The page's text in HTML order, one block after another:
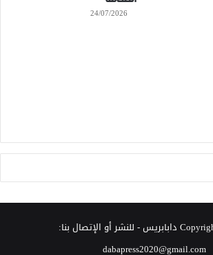
24/07/2026
دابابريس- للنشر أو الإتصال بنا:
dabapress2020@gmail.com